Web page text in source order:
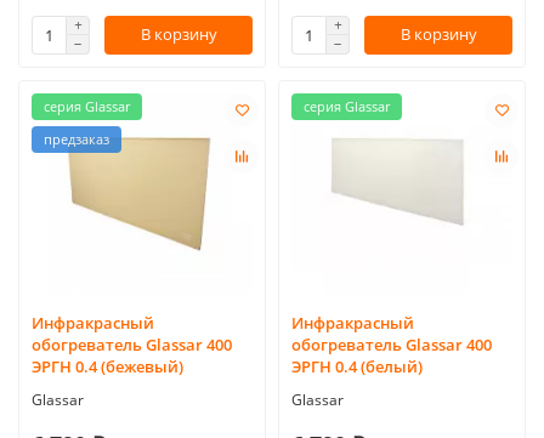
В корзину В корзину
серия Glassar
предзаказ
Инфракрасный
обогреватель Glassar 400
ЭРГН 0.4 (бежевый)
Glassar
серия Glassar
Инфракрасный
обогреватель Glassar 400
ЭРГН 0.4 (белый)
Glassar